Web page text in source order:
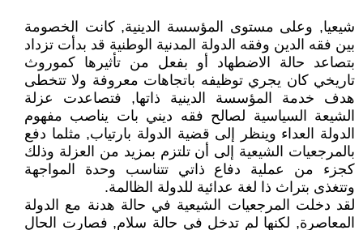
شيعيا, وعلى مستوى المؤسسة الدينية, كانت الخصومة
بين فقه الدين وفقه الدولة المدنية الوطنية قد بدأت تزداد
بتصاعد حالة الاضطهاد أو بفعل من تأثيرها كموروث
تاريخي كان يجري توظيفه باتجاهات معروفة ولا تتخطى
هدف خدمة المؤسسة الدينية ذاتها, فتصاعدت عزلة
الشيعة السياسية لصالح فقه ديني بات يناصب مفهوم
الدولة العداء وينظر إلى قضية الدولة بارتياب, مثلما دفع
بالمرجعيات الشيعية إلى أن تلتزم بمزيد من العزلة وذلك
كجزء من عملية دفاع ذاتي تتناسب وحدة المواجهة
وتتغذى بتراث ذا لغة عدائية للدولة الظالمة.
لقد دخلت المرجعيات الشيعية في حالة هدنة مع الدولة
المعاصرة, لكنها لم تدخل في حالة سلام, فصارت الحال